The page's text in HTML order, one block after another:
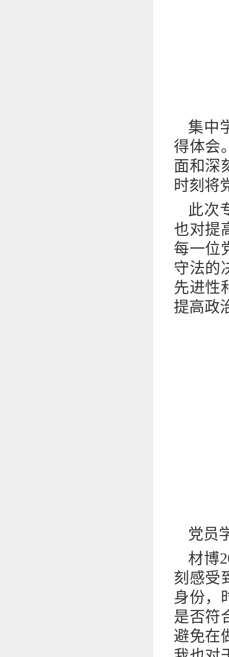
集中
得体会
面和深
时刻将
此次
也对提
每一位
守法的
先进性
提高政
党员
材博
刻感受
身份，
是否符
避免在